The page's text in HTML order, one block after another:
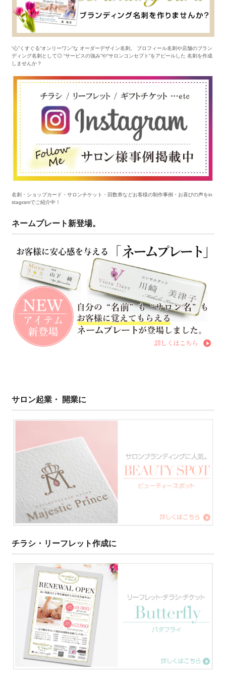
“心”くすぐる“オンリーワン”な オーダーデザイン名刺。 プロフィール名刺や店舗のブラン
ディング名刺として◎ “サービスの強み”や“サロンコンセプト”をアピールした 名刺を作成
しませんか？
名刺・ショップカード・サロンチケット・回数券などお客様の制作事例・お喜びの声をin
stagramでご紹介中！
ネームプレート新登場。
サロン起業・ 開業に
チラシ・リーフレット作成に